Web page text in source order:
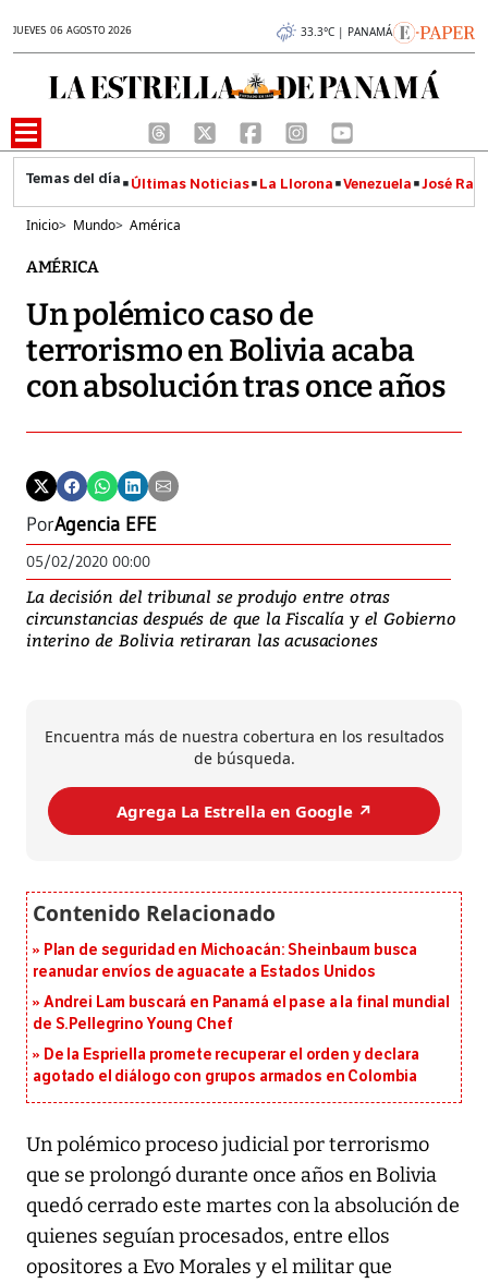
JUEVES 06 AGOSTO 2026 33.3°C | PANAMÁ
Últimas Noticias La Llorona Venezuela José
Inicio> Mundo> América
AMÉRICA
Un polémico caso de
terrorismo en Bolivia acaba
con absolución tras once años
PorAgencia EFE
05/02/2020 00:00
La decisión del tribunal se produjo entre otras
circunstancias después de que la Fiscalía y el Gobierno
interino de Bolivia retiraran las acusaciones
Encuentra más de nuestra cobertura en los resultados
de búsqueda.
Agrega La Estrella en Google ↗️
Plan de seguridad en Michoacán: Sheinbaum busca
reanudar envíos de aguacate a Estados Unidos
Andrei Lam buscará en Panamá el pase a la final mundial
de S.Pellegrino Young Chef
De la Espriella promete recuperar el orden y declara
agotado el diálogo con grupos armados en Colombia
Un polémico proceso judicial por terrorismo
que se prolongó durante once años en Bolivia
quedó cerrado este martes con la absolución de
quienes seguían procesados, entre ellos
opositores a Evo Morales y el militar que